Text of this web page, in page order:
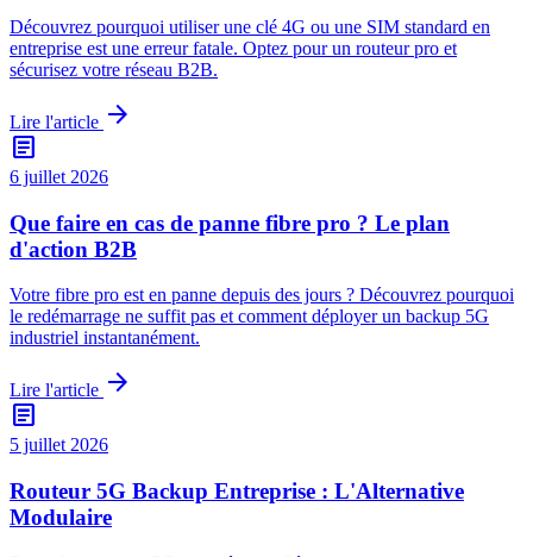
Découvrez pourquoi utiliser une clé 4G ou une SIM standard en
entreprise est une erreur fatale. Optez pour un routeur pro et
sécurisez votre réseau B2B.
Lire l'article arrow_forward
article
6 juillet 2026
Que faire en cas de panne fibre pro ? Le plan
d'action B2B
Votre fibre pro est en panne depuis des jours ? Découvrez pourquoi
le redémarrage ne suffit pas et comment déployer un backup 5G
industriel instantanément.
Lire l'article arrow_forward
article
5 juillet 2026
Routeur 5G Backup Entreprise : L'Alternative
Modulaire